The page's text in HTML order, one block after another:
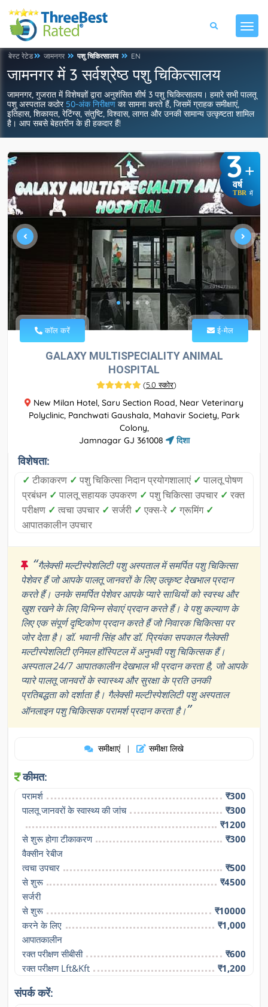
बेस्ट रेटेड जामनगर पशु चिकित्सालय EN
जामनगर में 3 सर्वश्रेष्ठ पशु चिकित्सालय
जामनगर, गुजरात में विशेषज्ञों द्वारा अनुशंसित शीर्ष 3 पशु चिकित्सालय। हमारे सभी पालतू
पशु अस्पताल कठोर 50-अंक निरीक्षण का सामना करते हैं, जिसमें ग्राहक समीक्षाएं,
इतिहास, शिकायत, रेटिंग्स, संतुष्टि, विश्वास, लागत और उनकी सामान्य उत्कृष्टता शामिल
है। आप सबसे बेहतरीन के ही हकदार हैं!
3+
वर्ष
TBR में
कॉल करें ई-मेल
GALAXY MULTISPECIALITY ANIMAL
HOSPITAL
(5.0 स्कोर)
New Milan Hotel, Saru Section Road, Near Veterinary
Polyclinic, Panchwati Gaushala, Mahavir Society, Park
Colony,
Jamnagar GJ 361008
दिशा
विशेषता:
✓ टीकाकरण ✓ पशु चिकित्सा निदान प्रयोगशालाएं ✓ पालतू पोषण
प्रबंधन ✓ पालतू सहायक उपकरण ✓ पशु चिकित्सा उपचार ✓ रक्त
परीक्षण ✓ त्वचा उपचार ✓ सर्जरी ✓ एक्स-रे ✓ ग्रूमिंग ✓
आपातकालीन उपचार
“गैलेक्सी मल्टीस्पेशलिटी पशु अस्पताल में समर्पित पशु चिकित्सा
पेशेवर हैं जो आपके पालतू जानवरों के लिए उत्कृष्ट देखभाल प्रदान
करते हैं। उनके समर्पित पेशेवर आपके प्यारे साथियों को स्वस्थ और
खुश रखने के लिए विभिन्न सेवाएं प्रदान करते हैं। वे पशु कल्याण के
लिए एक संपूर्ण दृष्टिकोण प्रदान करते हैं जो निवारक चिकित्सा पर
जोर देता है। डॉ. भवानी सिंह और डॉ. प्रियंका सपकाल गैलेक्सी
मल्टीस्पेशलिटी एनिमल हॉस्पिटल में अनुभवी पशु चिकित्सक हैं।
अस्पताल 24/7 आपातकालीन देखभाल भी प्रदान करता है, जो आपके
प्यारे पालतू जानवरों के स्वास्थ्य और सुरक्षा के प्रति उनकी
प्रतिबद्धता को दर्शाता है। गैलेक्सी मल्टीस्पेशलिटी पशु अस्पताल
ऑनलाइन पशु चिकित्सक परामर्श प्रदान करता है।”
समीक्षाएं | समीक्षा लिखे
कीमत:
परामर्श
₹300
पालतू जानवरों के स्वास्थ्य की जांच
₹300
₹1200
से शुरू होगा टीकाकरण
वैक्सीन रेबीज
₹300
त्वचा उपचार
₹500
से शुरू
सर्जरी
₹4500
से शुरू
₹10000
करने के लिए
आपातकालीन
₹1,000
रक्त परीक्षण सीबीसी
₹600
रक्त परीक्षण Lft&Kft
₹1,200
संपर्क करें: